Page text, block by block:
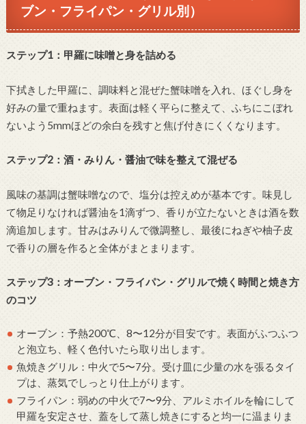
ブン・フライパン・グリル別）
ステップ1：甲羅に味噌と身を詰める
下拭きした甲羅に、調味料と混ぜた蟹味噌を入れ、ほぐし身を
好みの量で重ねます。表面は軽く平らに整えて、ふちにこぼれ
ないよう5mmほどの余白を残すと焦げ付きにくくなります。
ステップ2：酒・みりん・醤油で味を整えて混ぜる
風味の基調は蟹味噌なので、塩分は控えめが基本です。味見し
て物足りなければ醤油を1滴ずつ、香りが立たないときは酒を数
滴追加します。甘みはみりんで微調整し、最後にねぎや柚子皮
で香りの層を作ると全体がまとまります。
ステップ3：オーブン・フライパン・グリルで焼く時間と焼き方
のコツ
オーブン：予熱200℃、8〜12分が目安です。表面がふつふつ
と泡立ち、軽く色付いたら取り出します。
魚焼きグリル：中火で5〜7分。受け皿に少量の水を張るタイ
プは、蒸気でしっとり仕上がります。
フライパン：弱めの中火で7〜9分、アルミホイルを輪にして
甲羅を安定させ、蓋をして蒸し焼きにすると均一に温まりま